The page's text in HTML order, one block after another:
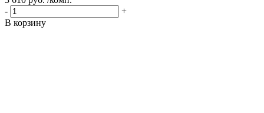
-
+
В корзину